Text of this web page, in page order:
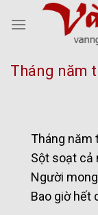
Tháng năm
Tháng năm
Sột soạt cả
Người
Bao giờ hết